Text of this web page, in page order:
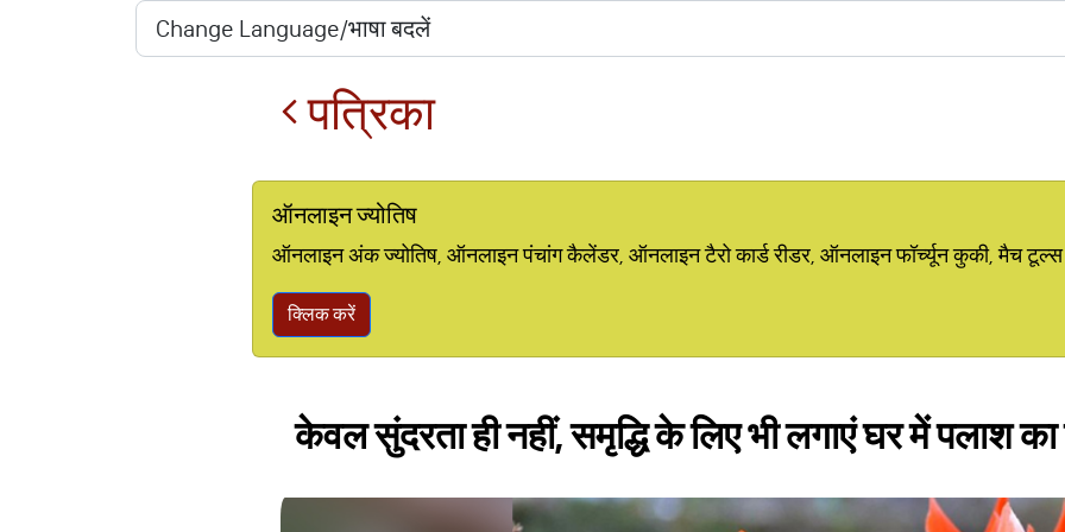
पत्रिका
ऑनलाइन ज्योतिष
ऑनलाइन अंक ज्योतिष, ऑनलाइन पंचांग कैलेंडर, ऑनलाइन टैरो कार्ड रीडर, ऑनलाइन फॉर्च्यून कुकी, मैच टूल्स
क्लिक करें
केवल सुंदरता ही नहीं, समृद्धि के लिए भी लगाएं घर में पलाश का